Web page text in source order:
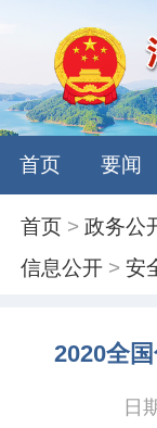
首页 要闻
首页 >政务公
信息公开 >安
2020全
日